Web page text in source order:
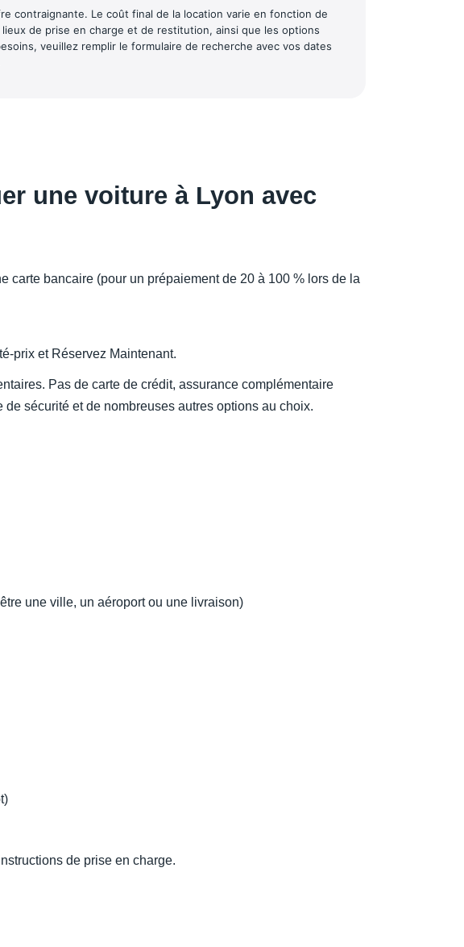
contraignante. Le coût final de la location varie en fonction de
de prise en charge et de restitution, ainsi que les options
veuillez remplir le formulaire de recherche avec vos dates
une voiture à Lyon avec
carte bancaire (pour un prépaiement de 20 à 100 % lors de la
prix et Réservez Maintenant.
Pas de carte de crédit, assurance complémentaire
sécurité et de nombreuses autres options au choix.
une ville, un aéroport ou une livraison)
de prise en charge.